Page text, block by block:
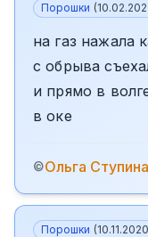
Порошки (
на газ нажала
с обрыва
и прямо в
в оке
©Ольга Ступина
Порошки (10.11.2020